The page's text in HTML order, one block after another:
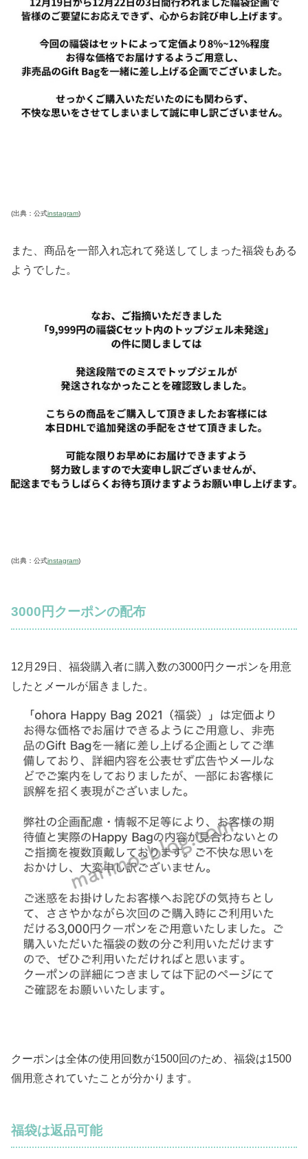
(出典：公式instagram)
また、商品を一部入れ忘れて発送してしまった福袋もある
ようでした。
(出典：公式instagram)
3000円クーポンの配布
12月29日、福袋購入者に購入数の3000円クーポンを用意
したとメールが届きました。
クーポンは全体の使用回数が1500回のため、福袋は1500
個用意されていたことが分かります。
福袋は返品可能